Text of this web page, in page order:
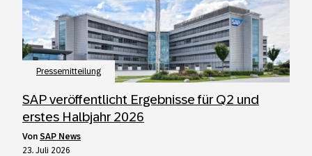
Pressemitteilung
SAP veröffentlicht Ergebnisse für Q2 und
erstes Halbjahr 2026
von SAP News
23. Juli 2026